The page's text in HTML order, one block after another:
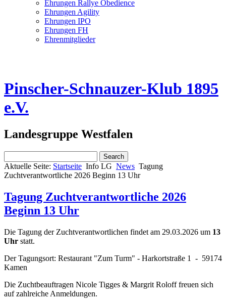
Ehrungen Rallye Obedience
Ehrungen Agility
Ehrungen IPO
Ehrungen FH
Ehrenmitglieder
Pinscher-Schnauzer-Klub 1895
e.V.
Landesgruppe Westfalen
Aktuelle Seite: Startseite Info LG News Tagung
Zuchtverantwortliche 2026 Beginn 13 Uhr
Tagung Zuchtverantwortliche 2026
Beginn 13 Uhr
Die Tagung der Zuchtverantwortlichen findet am 29.03.2026 um 13
Uhr statt.
Der Tagungsort: Restaurant "Zum Turm" - Harkortstraße 1 - 59174
Kamen
Die Zuchtbeauftragen Nicole Tigges & Margrit Roloff freuen sich
auf zahlreiche Anmeldungen.